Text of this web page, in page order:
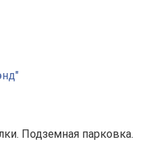
Подземная парковка.